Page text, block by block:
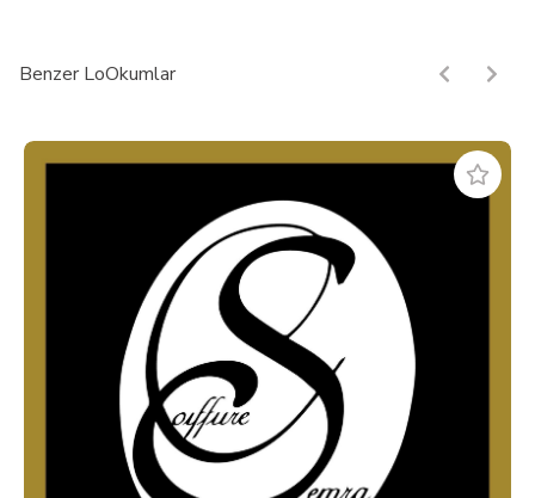
Benzer LoOkumlar